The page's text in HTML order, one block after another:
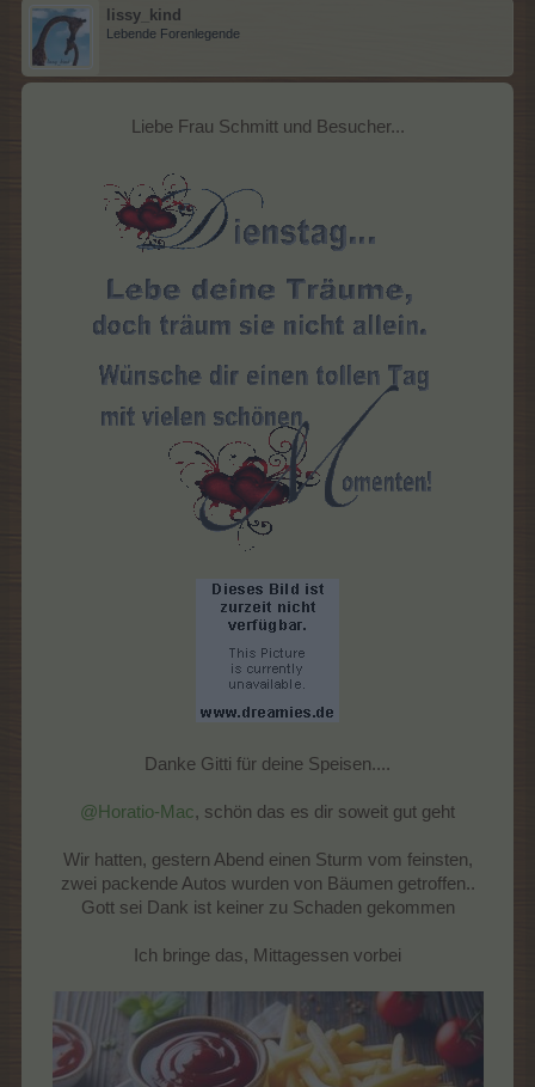
lissy_kind
Lebende Forenlegende
Liebe Frau Schmitt und Besucher...
Danke Gitti für deine Speisen....
@Horatio-Mac, schön das es dir soweit gut geht
Wir hatten, gestern Abend einen Sturm vom feinsten,
zwei packende Autos wurden von Bäumen getroffen..
Gott sei Dank ist keiner zu Schaden gekommen
Ich bringe das, Mittagessen vorbei